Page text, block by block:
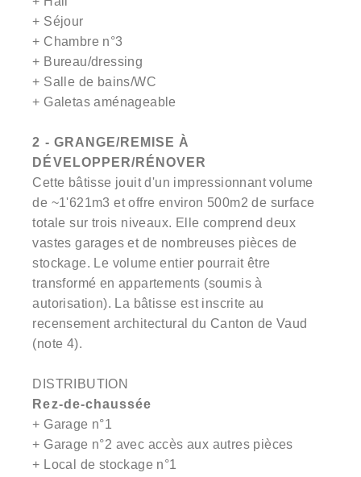
+ Séjour
+ Chambre n°3
+ Bureau/dressing
+ Salle de bains/WC
+ Galetas aménageable
2 - GRANGE/REMISE À
DÉVELOPPER/RÉNOVER
Cette bâtisse jouit d'un impressionnant volume
de ~1'621m3 et offre environ 500m2 de surface
totale sur trois niveaux. Elle comprend deux
vastes garages et de nombreuses pièces de
stockage. Le volume entier pourrait être
transformé en appartements (soumis à
autorisation). La bâtisse est inscrite au
recensement architectural du Canton de Vaud
(note 4).
DISTRIBUTION
Rez-de-chaussée
+ Garage n°1
+ Garage n°2 avec accès aux autres pièces
+ Local de stockage n°1